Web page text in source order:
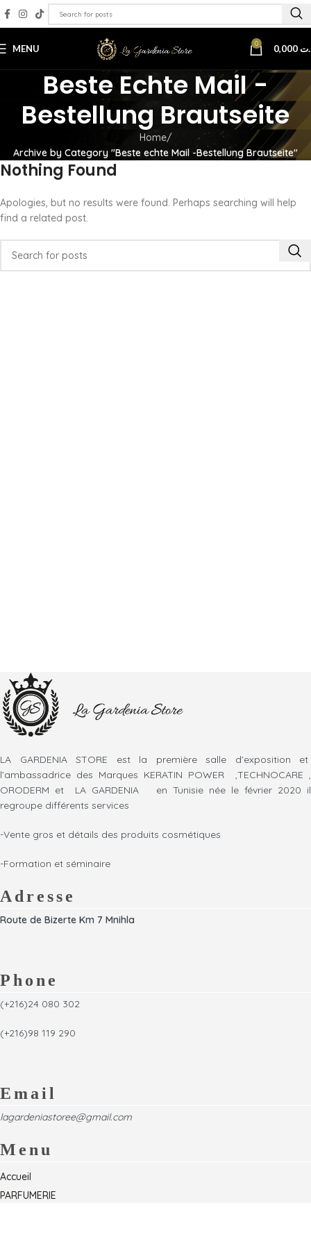
MENU 0
Beste Echte Mail -
Bestellung Brautseite
Home
Archive by Category "Beste echte Mail -Bestellung Brautseite"
Nothing Found
Apologies, but no results were found. Perhaps searching will help
find a related post.
LA GARDENIA STORE est la première salle d’exposition et
l’ambassadrice des Marques KERATIN POWER ,TECHNOCARE ,
ORODERM et LA GARDENIA en Tunisie née le février 2020 il
regroupe différents services
-Vente gros et détails des produits cosmétiques
-Formation et séminaire
Adresse
Route de Bizerte Km 7 Mnihla
Phone
(+216)24 080 302
(+216)98 119 290
Email
lagardeniastoree@gmail.com
Menu
Accueil
PARFUMERIE